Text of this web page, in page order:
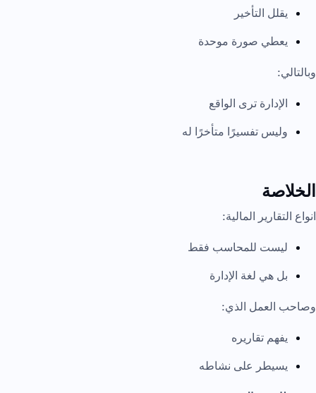
يقلل التأخير
يعطي صورة موحدة
وبالتالي:
الإدارة ترى الواقع
وليس تفسيرًا متأخرًا له
الخلاصة
انواع التقارير المالية:
ليست للمحاسب فقط
بل هي لغة الإدارة
وصاحب العمل الذي:
يفهم تقاريره
يسيطر على نشاطه